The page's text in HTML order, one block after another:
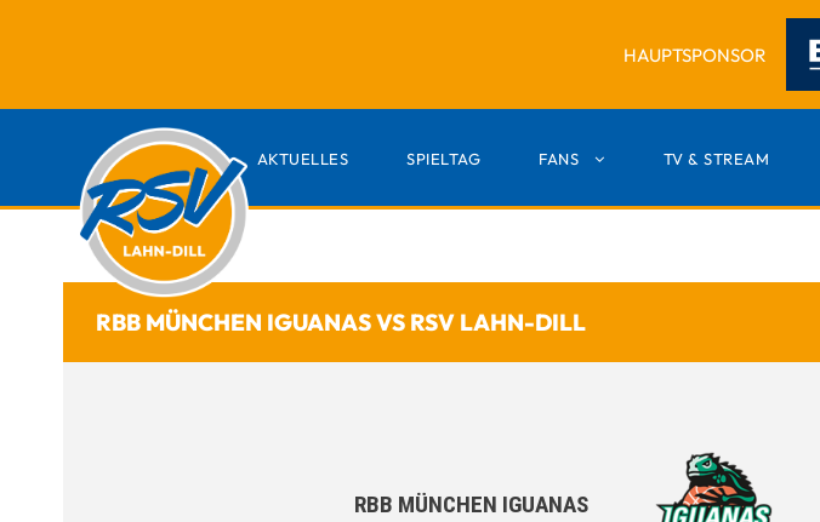
HAUPTSPONSOR
AKTUELLES SPIELTAG FANS TV & STREAM
RBB MÜNCHEN IGUANAS VS RSV LAHN-DILL
RBB MÜNCHEN IGUANAS